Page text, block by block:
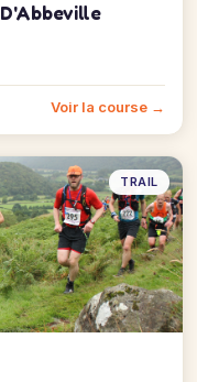
Voir la course →
TRAIL